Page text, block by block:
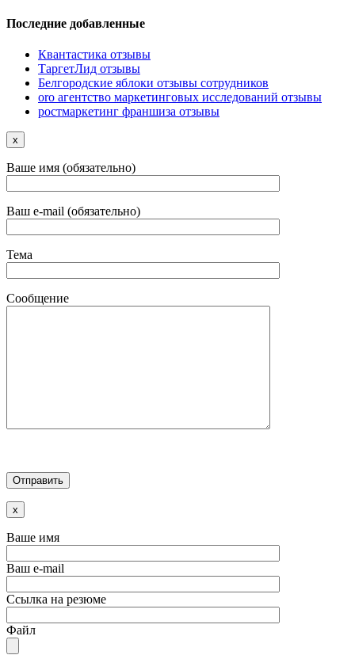
Последние добавленные
Квантастика отзывы
ТаргетЛид отзывы
Белгородские яблоки отзывы сотрудников
oro агентство маркетинговых исследований отзывы
ростмаркетинг франшиза отзывы
x
Ваше имя (обязательно)
Ваш e-mail (обязательно)
Тема
Сообщение
x
Ваше имя
Ваш e-mail
Ссылка на резюме
Файл